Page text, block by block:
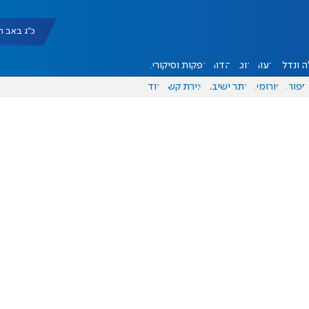
כ"ג באב תשפ"ו
ונדל"ן דעות אוכל יהדות הפקות וסיקורים
ספורט פורומים אתר ישיבה יצירת קשר עוד